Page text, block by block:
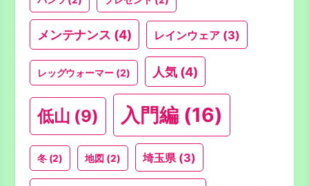
メンテナンス (4) レインウェア (3)
レッグウォーマー (2) 人気 (4)
低山 (9) 入門編 (16)
冬(2) 地図 (2) 埼玉県 (3)